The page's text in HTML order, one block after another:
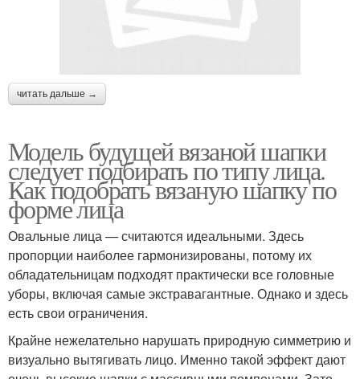
читать дальше →
Модель будущей вязаной шапки
следует подбирать по типу лица.
Как подобрать вязаную шапку по
форме лица
Овальные лица — считаются идеальными. Здесь
пропорции наиболее гармонизированы, потому их
обладательницам подходят практически все головные
уборы, включая самые экстравагантные. Однако и здесь
есть свои ограничения.
Крайне нежелательно нарушать природную симметрию и
визуально вытягивать лицо. Именно такой эффект дают